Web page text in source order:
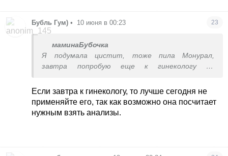
Бубль Гум) • 10 июня в 00:23 23
маминаБубочка
Я подумала цистит, тоже пила Монурал,
завтра попробую еще к гинекологу на
Если завтра к гинекологу, то лучше сегодня не
применяйте его, так как возможно она посчитает
нужным взять анализы.